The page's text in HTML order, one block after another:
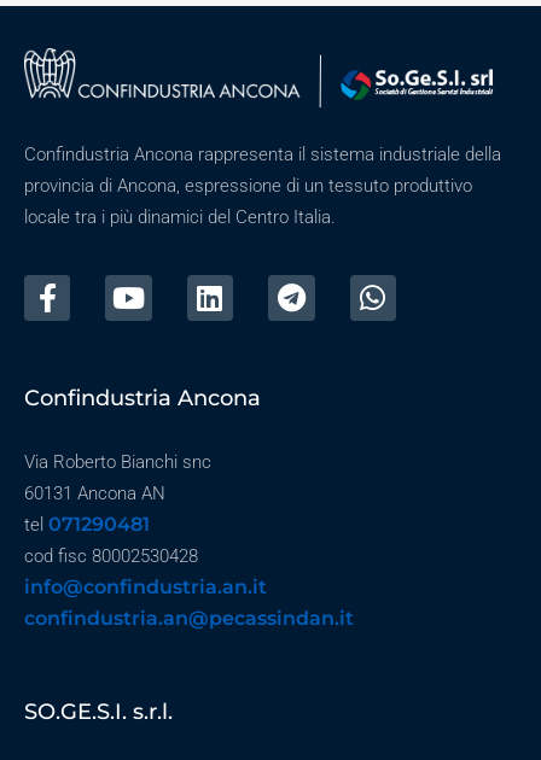
Confindustria Ancona rappresenta il sistema industriale della
provincia di Ancona, espressione di un tessuto produttivo
locale tra i più dinamici del Centro Italia.
Confindustria Ancona
Via Roberto Bianchi snc
60131 Ancona AN
tel 071290481
cod fisc 80002530428
info@confindustria.an.it
confindustria.an@pecassindan.it
SO.GE.S.I. s.r.l.